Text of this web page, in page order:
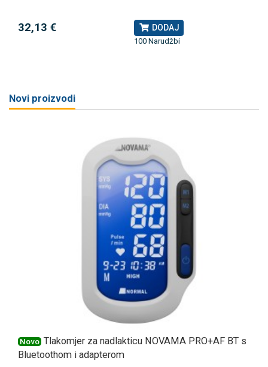
32,13 € DODAJ
100 Narudžbi
Novi proizvodi
Novo Tlakomjer za nadlakticu NOVAMA PRO+AF BT s
Bluetoothom i adapterom